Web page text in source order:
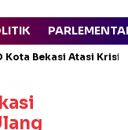
Kota Bekasi Atasi